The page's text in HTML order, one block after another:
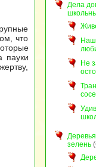
что
пауки
Дела
Не
зелень